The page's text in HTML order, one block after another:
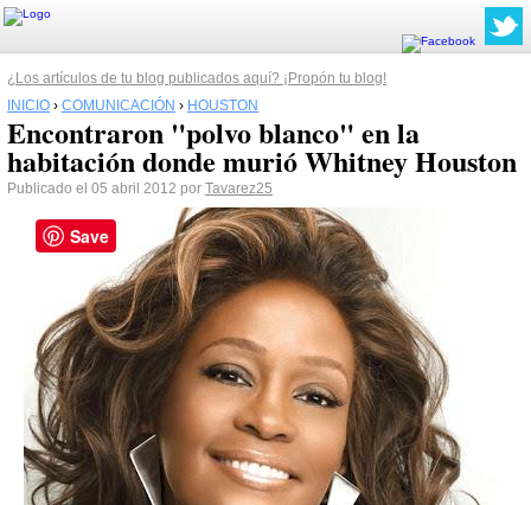
¿Los artículos de tu blog publicados aquí? ¡Propón tu blog!
INICIO › COMUNICACIÓN › HOUSTON
Encontraron "polvo blanco" en la
habitación donde murió Whitney Houston
Publicado el 05 abril 2012 por Tavarez25
Save